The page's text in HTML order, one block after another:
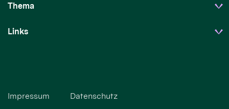
Thema
Links
Impressum Datenschutz